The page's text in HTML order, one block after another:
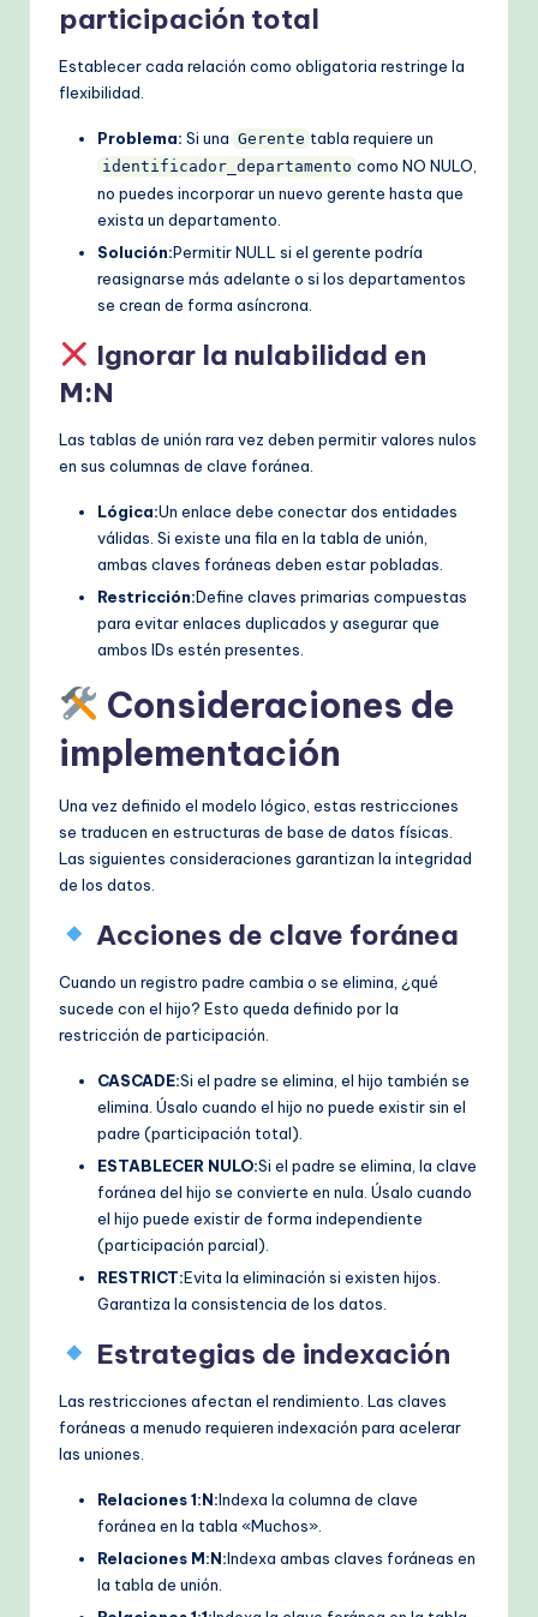
participación total
Establecer cada relación como obligatoria restringe la
flexibilidad.
Problema: Si una Gerente tabla requiere un
identificador_departamento como NO NULO,
no puedes incorporar un nuevo gerente hasta que
exista un departamento.
Solución:Permitir NULL si el gerente podría
reasignarse más adelante o si los departamentos
se crean de forma asíncrona.
Ignorar la nulabilidad en
M:N
Las tablas de unión rara vez deben permitir valores nulos
en sus columnas de clave foránea.
Lógica:Un enlace debe conectar dos entidades
válidas. Si existe una fila en la tabla de unión,
ambas claves foráneas deben estar pobladas.
Restricción:Define claves primarias compuestas
para evitar enlaces duplicados y asegurar que
ambos IDs estén presentes.
Consideraciones de
implementación
Una vez definido el modelo lógico, estas restricciones
se traducen en estructuras de base de datos físicas.
Las siguientes consideraciones garantizan la integridad
de los datos.
Acciones de clave foránea
Cuando un registro padre cambia o se elimina, ¿qué
sucede con el hijo? Esto queda definido por la
restricción de participación.
CASCADE:Si el padre se elimina, el hijo también se
elimina. Úsalo cuando el hijo no puede existir sin el
padre (participación total).
ESTABLECER NULO:Si el padre se elimina, la clave
foránea del hijo se convierte en nula. Úsalo cuando
el hijo puede existir de forma independiente
(participación parcial).
RESTRICT:Evita la eliminación si existen hijos.
Garantiza la consistencia de los datos.
Estrategias de indexación
Las restricciones afectan el rendimiento. Las claves
foráneas a menudo requieren indexación para acelerar
las uniones.
Relaciones 1:N:Indexa la columna de clave
foránea en la tabla «Muchos».
Relaciones M:N:Indexa ambas claves foráneas en
la tabla de unión.